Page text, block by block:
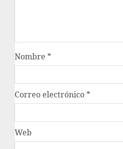
Nombre *
Correo electrónico *
Web